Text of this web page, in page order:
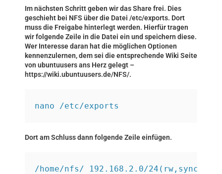
Im nächsten Schritt geben wir das Share frei. Dies
geschieht bei NFS über die Datei /etc/exports. Dort
muss die Freigabe hinterlegt werden. Hierfür tragen
wir folgende Zeile in die Datei ein und speichern diese.
Wer Interesse daran hat die möglichen Optionen
kennenzulernen, dem sei die entsprechende Wiki Seite
von ubuntuusers ans Herz gelegt –
https://wiki.ubuntuusers.de/NFS/.
nano /etc/exports
Dort am Schluss dann folgende Zeile einfügen.
/home/nfs/ 192.168.2.0/